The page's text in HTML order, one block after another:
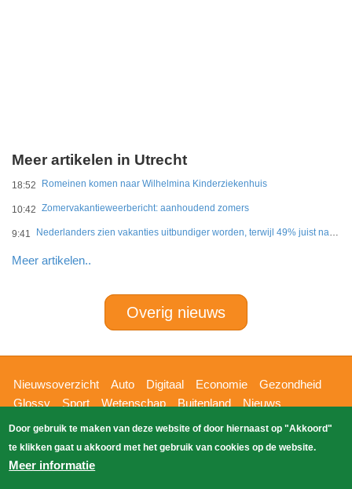
Meer artikelen in Utrecht
18:52 Romeinen komen naar Wilhelmina Kinderziekenhuis
10:42 Zomervakantieweerbericht: aanhoudend zomers
9:41 Nederlanders zien vakanties uitbundiger worden, terwijl 49% juist naar eenvoud verlangt
Meer artikelen..
Overig nieuws
Hoofdnavigatie
Nieuwsoverzicht Auto Digitaal Economie
Gezondheid
Glossy
Sport Wetenschap Buitenland
Nieuws
Bizzpress
Blik op 112 Provincies
Weekoverzicht
Zoeken
Copyright Blik Op Nieuws 2026gehost
Door gebruik te maken van deze website of door hiernaast op "Akkoord"
te klikken gaat u akkoord met het gebruik van cookies op de website.
Meer informatie